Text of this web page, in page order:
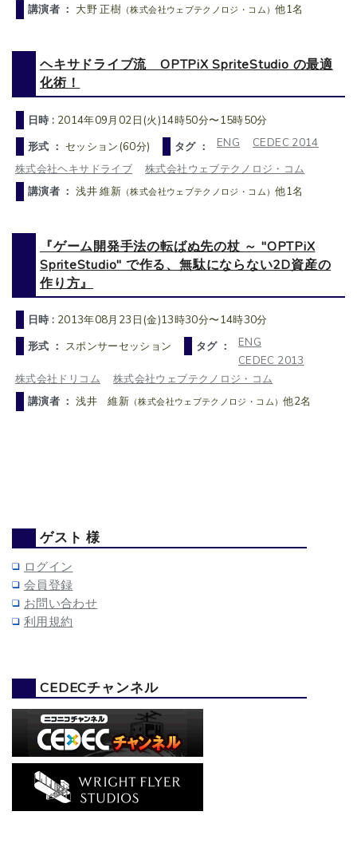
講演者 ：大野 正樹 （株式会社ウェブテクノロジ・コム）他1名
ヘキサドライブ流 OPTPiX SpriteStudio の最適
化術！
日時 : 2014年09月02日(火)14時50分〜15時50分
形式 ： セッション(60分) タグ ： ENG
CEDEC 2014
株式会社ヘキサドライブ
株式会社ウェブテクノロジ・コム
講演者 ：浅井 維新 （株式会社ウェブテクノロジ・コム）他1名
『ゲーム開発手法の転ばぬ先の杖 ～ "OPTPiX
SpriteStudio" で作る、無駄にならない2D資産の
作り方』
日時 : 2013年08月23日(金)13時30分〜14時30分
形式 ： スポンサーセッション タグ ：
ENG
CEDEC 2013
株式会社ドリコム
株式会社ウェブテクノロジ・コム
講演者 ：浅井 維新 （株式会社ウェブテクノロジ・コム）他2名
ゲスト 様
ログイン
会員登録
お問い合わせ
利用規約
CEDECチャンネル